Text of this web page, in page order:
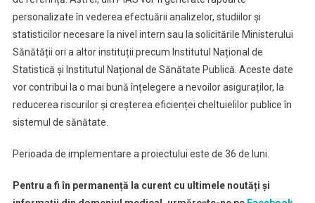
personalizate în vederea efectuării analizelor, studiilor și
statisticilor necesare la nivel intern sau la solicitările Ministerului
Sănătății ori a altor instituții precum Institutul Național de
Statistică și Institutul Național de Sănătate Publică. Aceste date
vor contribui la o mai bună înțelegere a nevoilor asiguraților, la
reducerea riscurilor și creșterea eficienței cheltuielilor publice în
sistemul de sănătate.
Perioada de implementare a proiectului este de 36 de luni.
Pentru a fi în permanență la curent cu ultimele noutăți și